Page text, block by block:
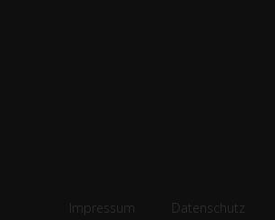
Impressum Datenschutz